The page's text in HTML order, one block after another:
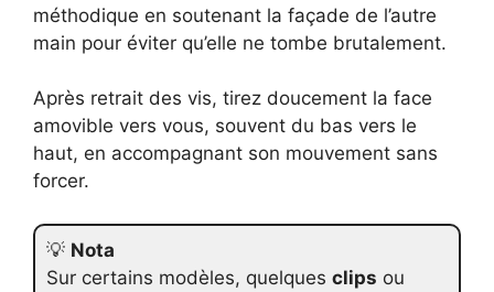
méthodique en soutenant la façade de l’autre
main pour éviter qu’elle ne tombe brutalement.
Après retrait des vis, tirez doucement la face
amovible vers vous, souvent du bas vers le
haut, en accompagnant son mouvement sans
forcer.
💡 Nota
Sur certains modèles, quelques clips ou